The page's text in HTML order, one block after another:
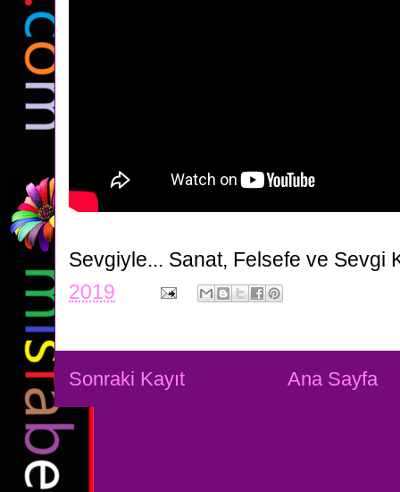
Sevgiyle... Sanat, Felsefe ve Sevgi
2019
Sonraki Kayıt Ana Sayfa